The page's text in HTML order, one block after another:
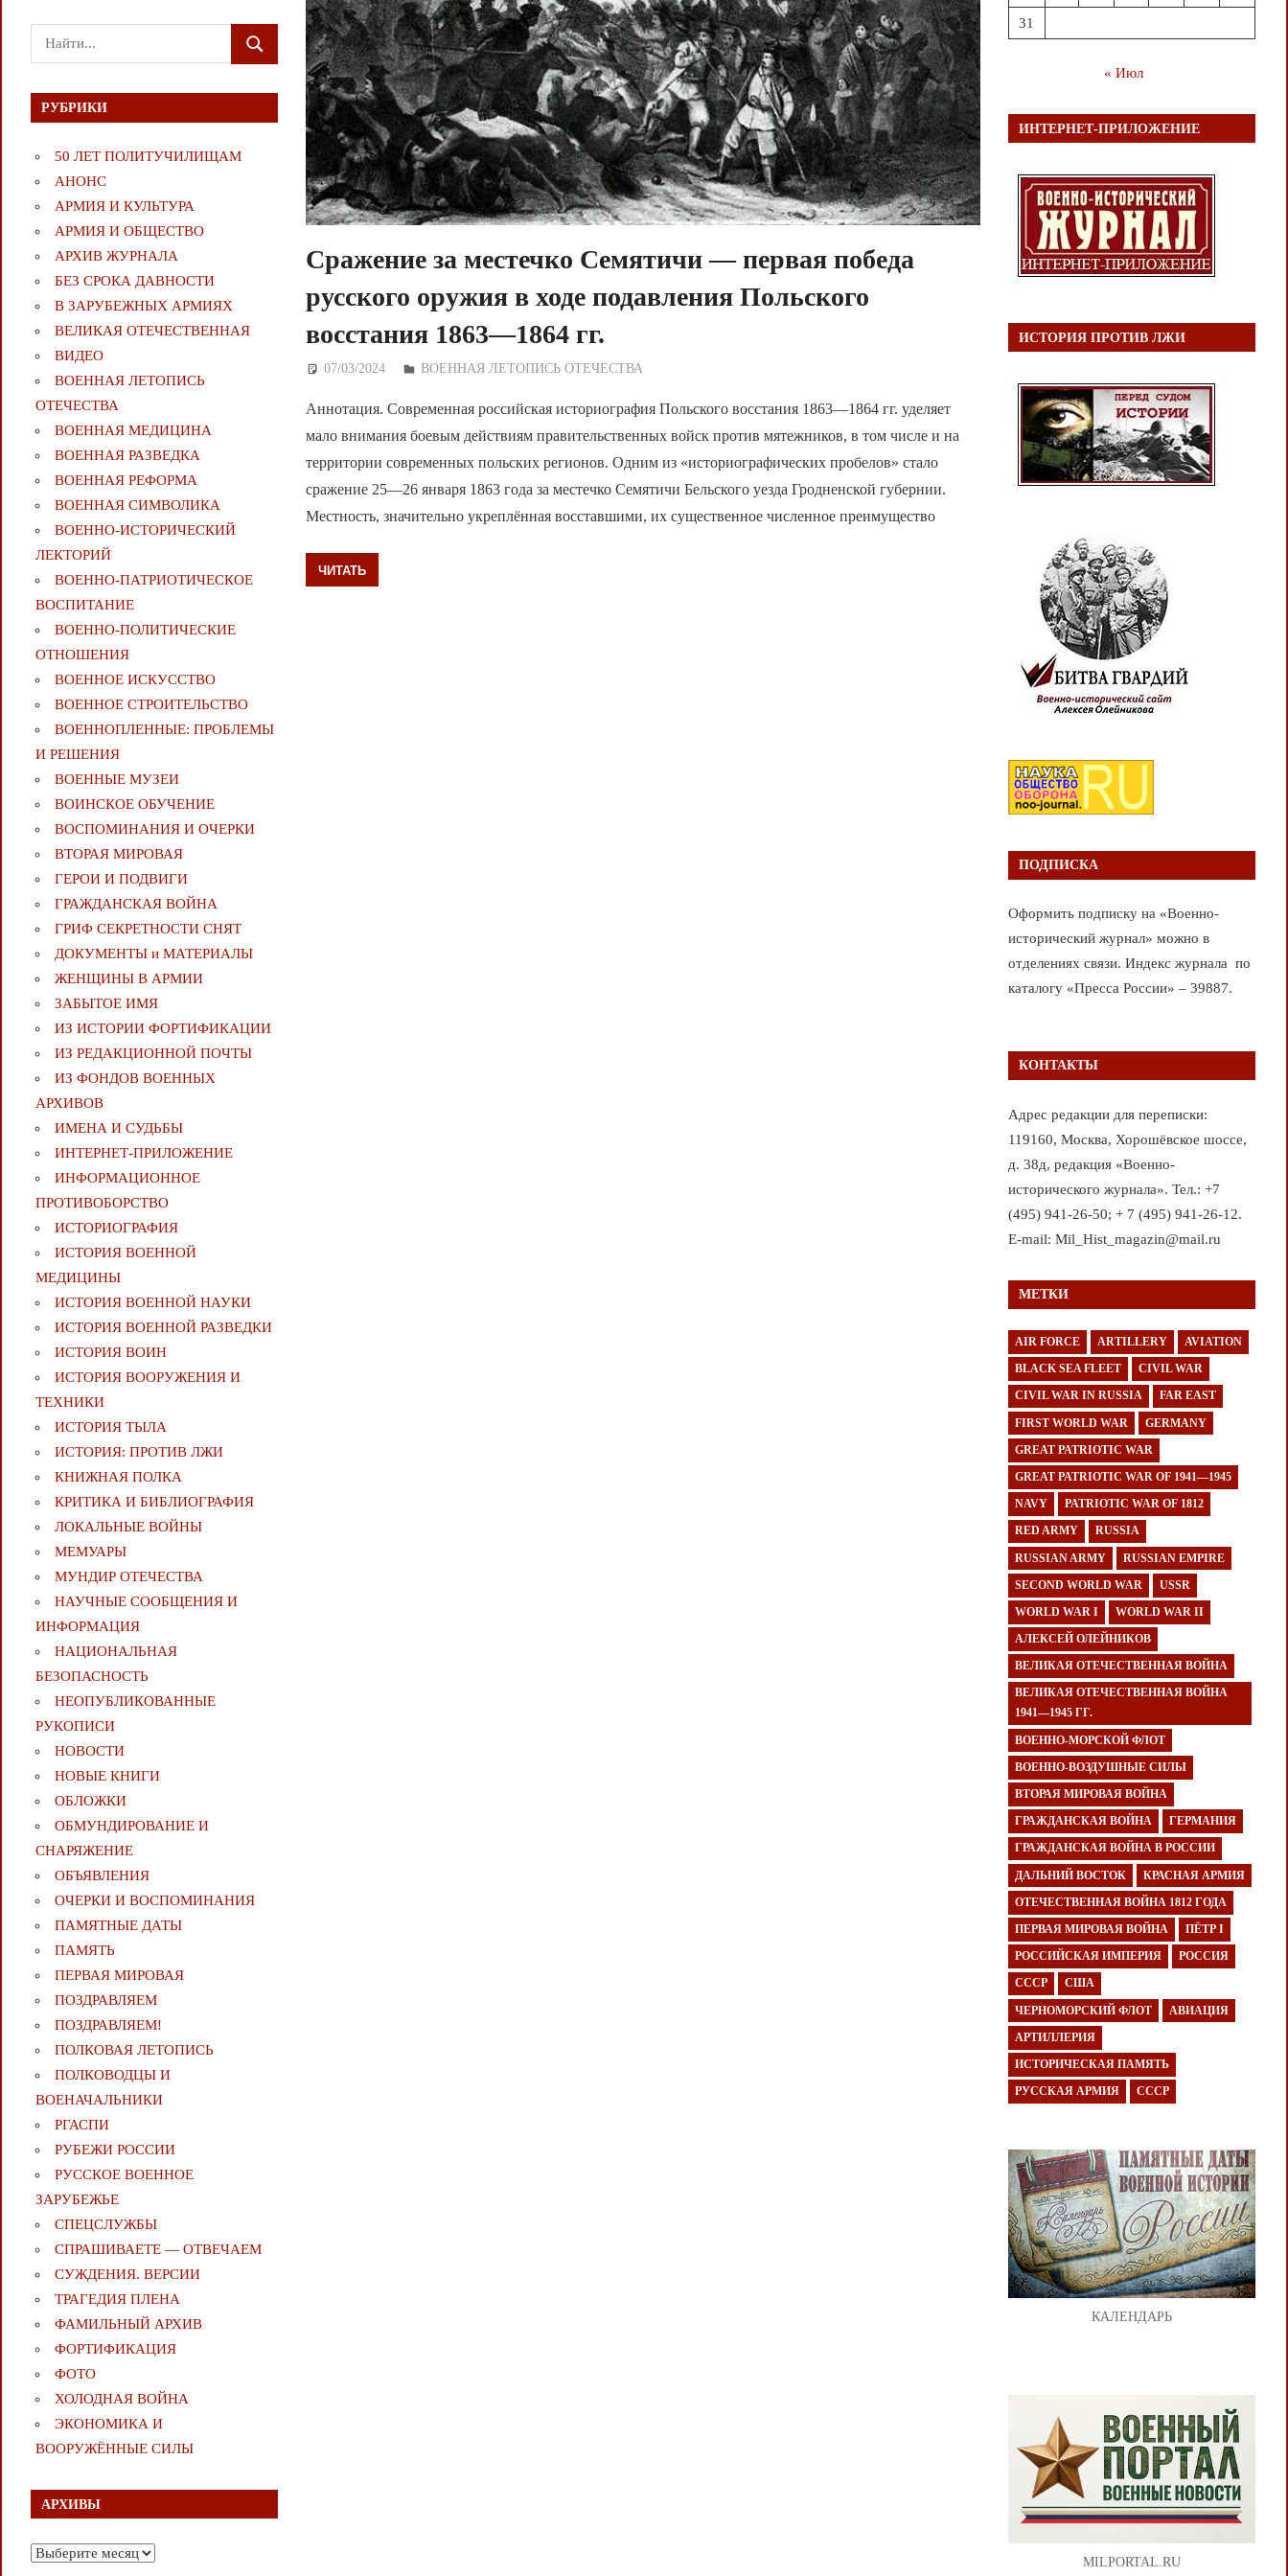
Сражение за местечко Семятичи — первая победа
русского оружия в ходе подавления Польского
восстания 1863—1864 гг.
07/03/2024 Дежурный по Редакции
ВОЕННАЯ ЛЕТОПИСЬ ОТЕЧЕСТВА
Аннотация. Современная российская историография Польского восстания 1863—1864 гг. уделяет
мало внимания боевым действиям правительственных войск против мятежников, в том числе и на
территории современных польских регионов. Одним из «историографических пробелов» стало
сражение 25—26 января 1863 года за местечко Семятичи Бельского уезда Гродненской губернии.
Местность, значительно укреплённая восставшими, их существенное численное преимущество
ЧИТАТЬ
Поиск
для:
ПОИСК
РУБРИКИ
50 ЛЕТ ПОЛИТУЧИЛИЩАМ
АНОНС
АРМИЯ И КУЛЬТУРА
АРМИЯ И ОБЩЕСТВО
АРХИВ ЖУРНАЛА
БЕЗ СРОКА ДАВНОСТИ
В ЗАРУБЕЖНЫХ АРМИЯХ
ВЕЛИКАЯ ОТЕЧЕСТВЕННАЯ
ВИДЕО
ВОЕННАЯ ЛЕТОПИСЬ
ОТЕЧЕСТВА
ВОЕННАЯ МЕДИЦИНА
ВОЕННАЯ РАЗВЕДКА
ВОЕННАЯ РЕФОРМА
ВОЕННАЯ СИМВОЛИКА
ВОЕННО-ИСТОРИЧЕСКИЙ
ЛЕКТОРИЙ
ВОЕННО-ПАТРИОТИЧЕСКОЕ
ВОСПИТАНИЕ
ВОЕННО-ПОЛИТИЧЕСКИE
ОТНОШЕНИЯ
ВОЕННОЕ ИСКУССТВО
ВОЕННОЕ СТРОИТЕЛЬСТВО
ВОЕННОПЛЕННЫЕ: ПРОБЛЕМЫ
И РЕШЕНИЯ
ВОЕННЫЕ МУЗЕИ
ВОИНСКОЕ ОБУЧЕНИЕ
ВОСПОМИНАНИЯ И ОЧЕРКИ
ВТОРАЯ МИРОВАЯ
ГЕРОИ И ПОДВИГИ
ГРАЖДАНСКАЯ ВОЙНА
ГРИФ СЕКРЕТНОСТИ СНЯТ
ДОКУМЕНТЫ и МАТЕРИАЛЫ
ЖЕНЩИНЫ В АРМИИ
ЗАБЫТОЕ ИМЯ
ИЗ ИСТОРИИ ФОРТИФИКАЦИИ
ИЗ РЕДАКЦИОННОЙ ПОЧТЫ
ИЗ ФОНДОВ ВОЕННЫХ
АРХИВОВ
ИМЕНА И СУДЬБЫ
ИНТЕРНЕТ-ПРИЛОЖЕНИЕ
ИНФОРМАЦИОННОЕ
ПРОТИВОБОРСТВО
ИСТОРИОГРАФИЯ
ИСТОРИЯ ВОЕННОЙ
МЕДИЦИНЫ
ИСТОРИЯ ВОЕННОЙ НАУКИ
ИСТОРИЯ ВОЕННОЙ РАЗВЕДКИ
ИСТОРИЯ ВОИН
ИСТОРИЯ ВООРУЖЕНИЯ И
ТЕХНИКИ
ИСТОРИЯ ТЫЛА
ИСТОРИЯ: ПРОТИВ ЛЖИ
КНИЖНАЯ ПОЛКА
КРИТИКА И БИБЛИОГРАФИЯ
ЛОКАЛЬНЫЕ ВОЙНЫ
МЕМУАРЫ
МУНДИР ОТЕЧЕСТВА
НАУЧНЫЕ СООБЩЕНИЯ И
ИНФОРМАЦИЯ
НАЦИОНАЛЬНАЯ
БЕЗОПАСНОСТЬ
НЕОПУБЛИКОВАННЫЕ
РУКОПИСИ
НОВОСТИ
НОВЫЕ КНИГИ
ОБЛОЖКИ
ОБМУНДИРОВАНИЕ И
СНАРЯЖЕНИЕ
ОБЪЯВЛЕНИЯ
ОЧЕРКИ И ВОСПОМИНАНИЯ
ПАМЯТНЫЕ ДАТЫ
ПАМЯТЬ
ПЕРВАЯ МИРОВАЯ
ПОЗДРАВЛЯЕМ
ПОЗДРАВЛЯЕМ!
ПОЛКОВАЯ ЛЕТОПИСЬ
ПОЛКОВОДЦЫ И
ВОЕНАЧАЛЬНИКИ
РГАСПИ
РУБЕЖИ РОССИИ
РУССКОЕ ВОЕННОЕ
ЗАРУБЕЖЬЕ
СПЕЦСЛУЖБЫ
СПРАШИВАЕТЕ — ОТВЕЧАЕМ
СУЖДЕНИЯ. ВЕРСИИ
ТРАГЕДИЯ ПЛЕНА
ФАМИЛЬНЫЙ АРХИВ
ФОРТИФИКАЦИЯ
ФОТО
ХОЛОДНАЯ ВОЙНА
ЭКОНОМИКА И
ВООРУЖЁННЫЕ СИЛЫ
АРХИВЫ
Архивы
31
« Июл
ИНТЕРНЕТ-ПРИЛОЖЕНИЕ
ИСТОРИЯ ПРОТИВ ЛЖИ
ПОДПИСКА
Оформить подписку на «Военно-
исторический журнал» можно в
отделениях связи. Индекс журнала по
каталогу «Пресса России» – 39887.
КОНТАКТЫ
Адрес редакции для переписки:
119160, Москва, Хорошёвское шоссе,
д. 38д, редакция «Военно-
исторического журнала». Тел.: +7
(495) 941-26-50; + 7 (495) 941-26-12.
E-mail: Mil_Hist_magazin@mail.ru
МЕТКИ
AIR FORCE ARTILLERY AVIATION
BLACK SEA FLEET CIVIL WAR
CIVIL WAR IN RUSSIA FAR EAST
FIRST WORLD WAR GERMANY
GREAT PATRIOTIC WAR
GREAT PATRIOTIC WAR OF 1941—1945
NAVY PATRIOTIC WAR OF 1812
RED ARMY RUSSIA
RUSSIAN ARMY RUSSIAN EMPIRE
SECOND WORLD WAR USSR
WORLD WAR I WORLD WAR II
АЛЕКСЕЙ ОЛЕЙНИКОВ
ВЕЛИКАЯ ОТЕЧЕСТВЕННАЯ ВОЙНА
ВЕЛИКАЯ ОТЕЧЕСТВЕННАЯ ВОЙНА
1941—1945 ГГ.
ВОЕННО-МОРСКОЙ ФЛОТ
ВОЕННО-ВОЗДУШНЫЕ СИЛЫ
ВТОРАЯ МИРОВАЯ ВОЙНА
ГРАЖДАНСКАЯ ВОЙНА ГЕРМАНИЯ
ГРАЖДАНСКАЯ ВОЙНА В РОССИИ
ДАЛЬНИЙ ВОСТОК КРАСНАЯ АРМИЯ
ОТЕЧЕСТВЕННАЯ ВОЙНА 1812 ГОДА
ПЕРВАЯ МИРОВАЯ ВОЙНА ПЁТР I
РОССИЙСКАЯ ИМПЕРИЯ РОССИЯ
СССР США
ЧЕРНОМОРСКИЙ ФЛОТ АВИАЦИЯ
АРТИЛЛЕРИЯ
ИСТОРИЧЕСКАЯ ПАМЯТЬ
РУССКАЯ АРМИЯ СССР
КАЛЕНДАРЬ
MILPORTAL.RU